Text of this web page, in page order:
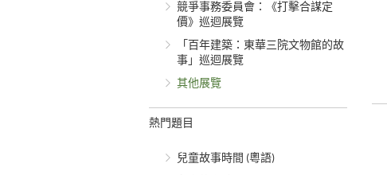
競爭事務委員會：《打擊合謀定
價》巡迴展覽
「百年建築：東華三院文物館的故
事」巡迴展覽
其他展覽
熱門題目
兒童故事時間 (粵語)